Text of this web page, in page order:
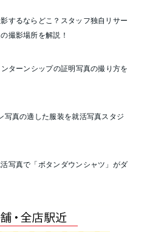
するならどこ？スタッフ独自リサー
撮影場所を解説！
ターンシップの証明写真の撮り方を
写真の適した服装を就活写真スタジ
写真で「ボタンダウンシャツ」がダ